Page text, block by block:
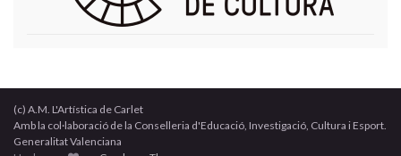
(c) A.M. L'Artística de Carlet
Amb la col·laboració de la Conselleria d'Educació, Investigació, Cultura i Esport.
Generalitat Valenciana